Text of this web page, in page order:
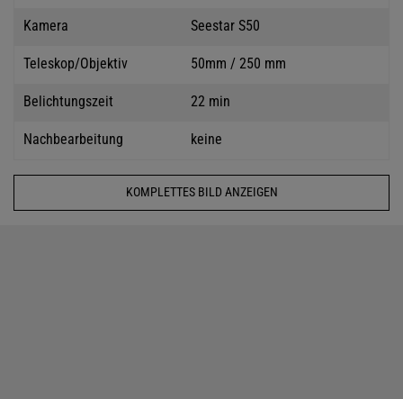
Kamera Seestar S50
Teleskop/Objektiv 50mm / 250 mm
Belichtungszeit 22 min
Nachbearbeitung keine
KOMPLETTES BILD ANZEIGEN